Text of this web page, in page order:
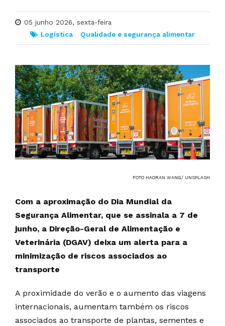
05 junho 2026, sexta-feira
Logística
Qualidade e segurança alimentar
FOTO HAORAN WANG/ UNSPLASH
Com a aproximação do Dia Mundial da
Segurança Alimentar, que se assinala a 7 de
junho, a Direção-Geral de Alimentação e
Veterinária (DGAV) deixa um alerta para a
minimização de riscos associados ao
transporte
A proximidade do verão e o aumento das viagens
internacionais, aumentam também os riscos
associados ao transporte de plantas, sementes e